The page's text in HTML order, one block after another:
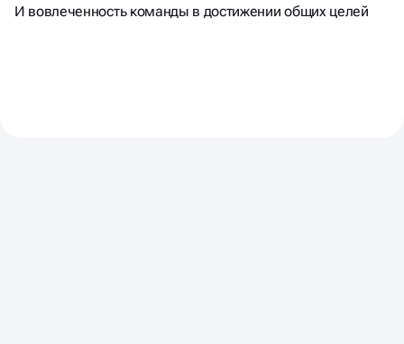
У ВАС БУДЕТ РАСТИ
И вовлеченность команды в достижении общих целей